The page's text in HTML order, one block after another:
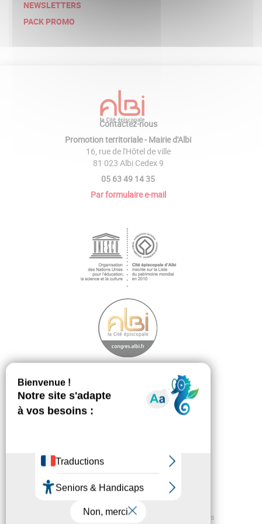
NEWSLETTERS
PACK PROMO
Contactez-nous
Promotion territoriale - Mairie d'Albi
16, rue de l'Hôtel de ville
81 023 Albi Cedex 9
05 63 49 14 35
Par formulaire e-mail
menu
La démarche
Téléchargement
Accessibilité Crédits Mentions légales